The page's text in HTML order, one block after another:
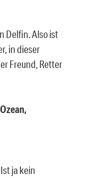
Delfin. Also ist
in dieser
Freund, Retter
ja kein